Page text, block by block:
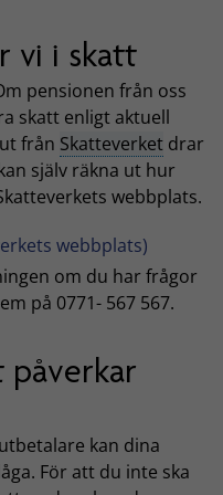
vi i skatt
pensionen från oss
skatt enligt aktuell
från Skatteverket drar
själv räkna ut hur
webbplats.
webbplats)
om du har frågor
på 0771- 567 567.
påverkar
kan dina
För att du inte ska